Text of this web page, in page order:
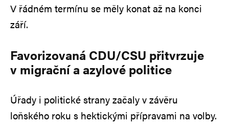
V řádném termínu se měly konat až na konci
září.
Favorizovaná CDU/CSU přitvrzuje
v migrační a azylové politice
Úřady i politické strany začaly v závěru
loňského roku s hektickými přípravami na volby.